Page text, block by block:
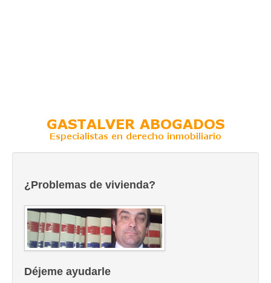
¿Problemas de vivienda?
Déjeme ayudarle